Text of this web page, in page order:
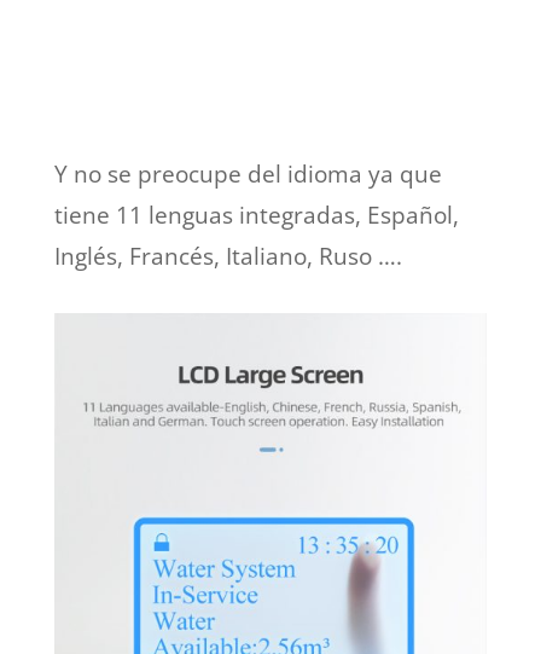
Y no se preocupe del idioma ya que
tiene 11 lenguas integradas, Español,
Inglés, Francés, Italiano, Ruso ….